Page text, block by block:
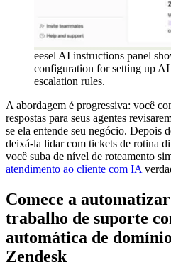
eesel AI instructions panel
configuration for setting up AI
escalation rules.
A abordagem é progressiva: você
respostas para seus agentes
se ela entende seu negócio. Depois
deixá-la lidar com tickets de rotina
você suba de nível de roteamento
atendimento ao cliente com IA
Comece a
trabalho de suporte
automática de
Zendesk